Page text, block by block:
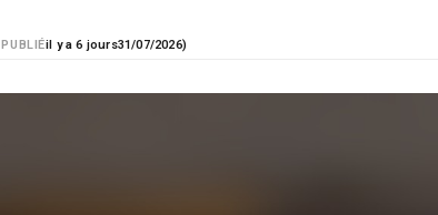
PUBLIÉil y a 6 jours31/07/2026)